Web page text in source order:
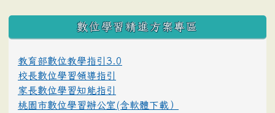
數位學習精進方案專區
教育部數位教學指引3.0
校長數位學習領導指引
家長數位學習知能指引
桃園市數位學習辦公室(含軟體下載）